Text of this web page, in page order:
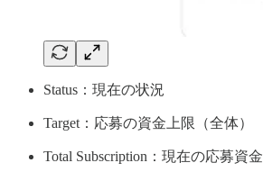
Status：現在の状況
Target：応募の資金上限（全体）
Total Subscription：現在の応募資金